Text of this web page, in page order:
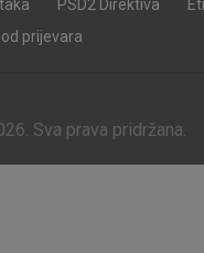
PSD2 Direktiva
prijevara
Sva prava pridržana.